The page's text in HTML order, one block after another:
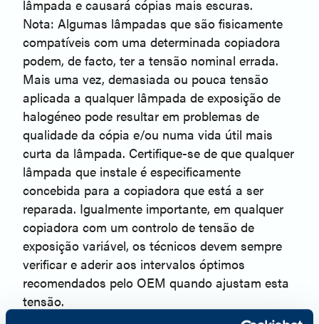
lâmpada e causará cópias mais escuras.
Nota: Algumas lâmpadas que são fisicamente
compatíveis com uma determinada copiadora
podem, de facto, ter a tensão nominal errada.
Mais uma vez, demasiada ou pouca tensão
aplicada a qualquer lâmpada de exposição de
halogéneo pode resultar em problemas de
qualidade da cópia e/ou numa vida útil mais
curta da lâmpada. Certifique-se de que qualquer
lâmpada que instale é especificamente
concebida para a copiadora que está a ser
reparada. Igualmente importante, em qualquer
copiadora com um controlo de tensão de
exposição variável, os técnicos devem sempre
verificar e aderir aos intervalos óptimos
recomendados pelo OEM quando ajustam esta
tensão.